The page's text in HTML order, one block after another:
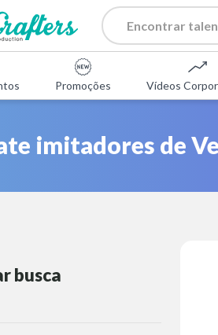
Promoções Vídeos
imitadores de
busca